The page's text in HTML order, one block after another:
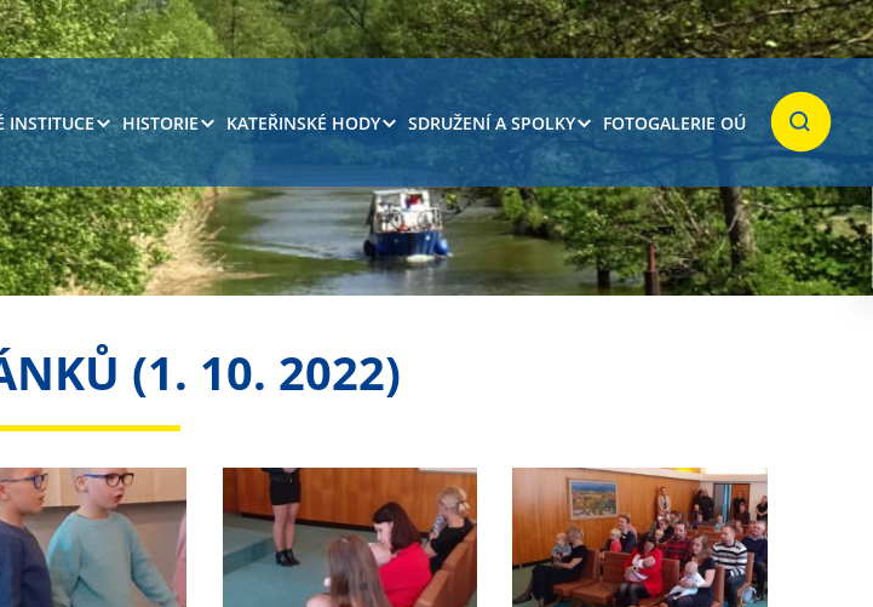
INSTITUCE HISTORIE KATEŘINSKÉ HODY SDRUŽENÍ A SPOLKY FOTOGALERIE OÚ
Hledat
(1. 10. 2022)